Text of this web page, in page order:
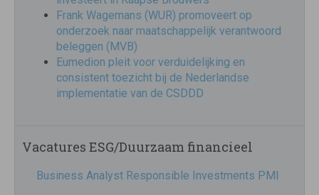
Frank Wagemans (WUR) promoveert op
onderzoek naar maatschappelijk verantwoord
beleggen (MVB)
Eumedion pleit voor verduidelijking en
consistent toezicht bij de Nederlandse
implementatie van de CSDDD
Vacatures ESG/Duurzaam financieel
Business Analyst Responsible Investments PMI